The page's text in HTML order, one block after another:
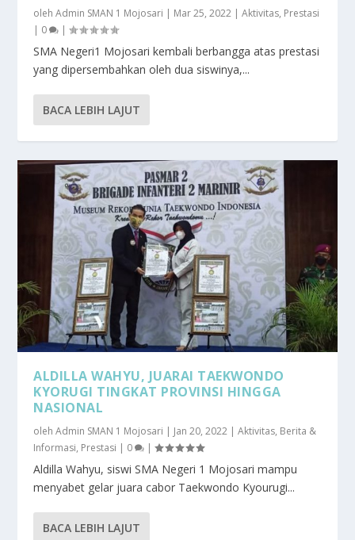
olehAdmin SMAN 1 Mojosari | Mar 25, 2022 |Aktivitas, Prestasi
| 0 |
SMA Negeri1 Mojosari kembali berbangga atas prestasi
yang dipersembahkan oleh dua siswinya,...
BACA LEBIH LAJUT
ALDILLA WAHYU, JUARAI TAEKWONDO
KYORUGI TINGKAT PROVINSI HINGGA
NASIONAL
olehAdmin SMAN 1 Mojosari | Jan 20, 2022 |Aktivitas, Berita &
Informasi, Prestasi | 0 |
Aldilla Wahyu, siswi SMA Negeri 1 Mojosari mampu
menyabet gelar juara cabor Taekwondo Kyourugi...
BACA LEBIH LAJUT